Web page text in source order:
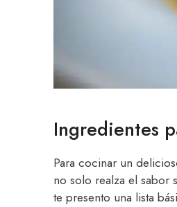
Ingredientes
Para cocinar un
no solo realza el sabor
te presento una lista